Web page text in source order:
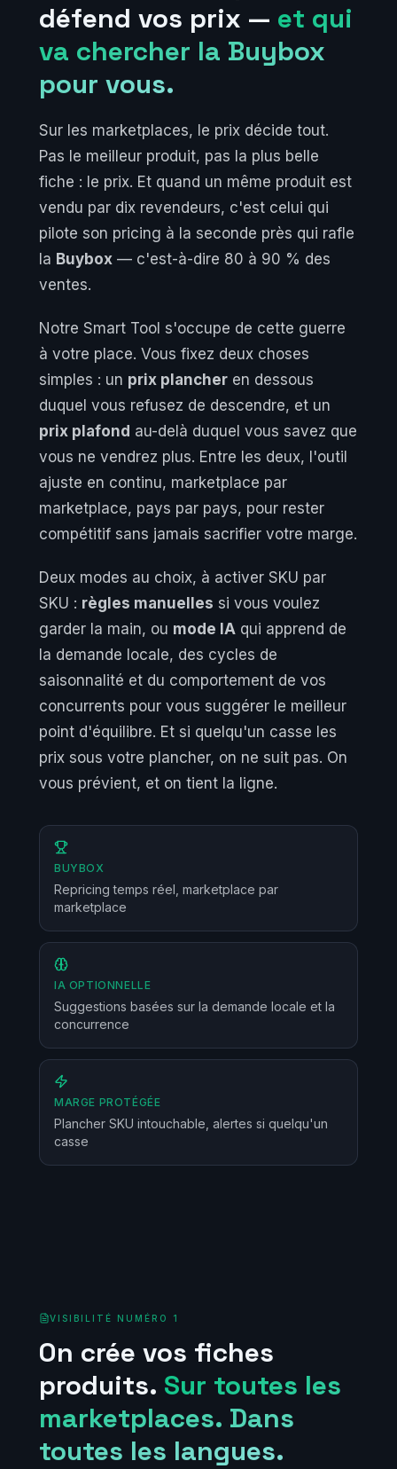
défend vos prix — et qui
va chercher la Buybox
pour vous.
Sur les marketplaces, le prix décide tout.
Pas le meilleur produit, pas la plus belle
fiche : le prix. Et quand un même produit est
vendu par dix revendeurs, c'est celui qui
pilote son pricing à la seconde près qui rafle
la Buybox — c'est-à-dire 80 à 90 % des
ventes.
Notre Smart Tool s'occupe de cette guerre
à votre place. Vous fixez deux choses
simples : un prix plancher en dessous
duquel vous refusez de descendre, et un
prix plafond au-delà duquel vous savez que
vous ne vendrez plus. Entre les deux, l'outil
ajuste en continu, marketplace par
marketplace, pays par pays, pour rester
compétitif sans jamais sacrifier votre marge.
Deux modes au choix, à activer SKU par
SKU : règles manuelles si vous voulez
garder la main, ou mode IA qui apprend de
la demande locale, des cycles de
saisonnalité et du comportement de vos
concurrents pour vous suggérer le meilleur
point d'équilibre. Et si quelqu'un casse les
prix sous votre plancher, on ne suit pas. On
vous prévient, et on tient la ligne.
BUYBOX
Repricing temps réel, marketplace par
marketplace
IA OPTIONNELLE
Suggestions basées sur la demande locale et la
concurrence
MARGE PROTÉGÉE
Plancher SKU intouchable, alertes si quelqu'un
casse
VISIBILITÉ NUMÉRO 1
On crée vos fiches
produits. Sur toutes les
marketplaces. Dans
toutes les langues.